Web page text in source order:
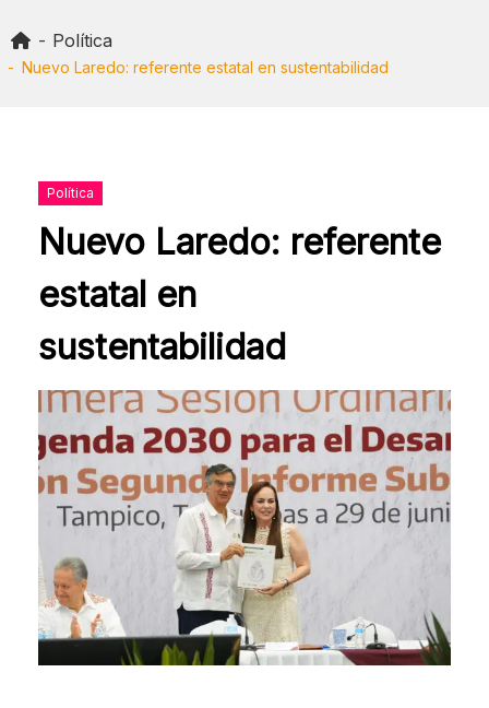
to
content
Política
Nuevo Laredo: referente estatal en sustentabilidad
Política
Nuevo Laredo: referente
estatal en
sustentabilidad